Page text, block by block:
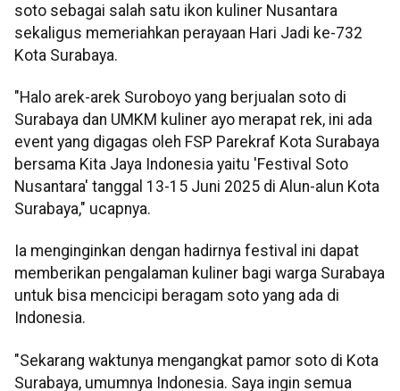
soto sebagai salah satu ikon kuliner Nusantara
sekaligus memeriahkan perayaan Hari Jadi ke-732
Kota Surabaya.
"Halo arek-arek Suroboyo yang berjualan soto di
Surabaya dan UMKM kuliner ayo merapat rek, ini ada
event yang digagas oleh FSP Parekraf Kota Surabaya
bersama Kita Jaya Indonesia yaitu 'Festival Soto
Nusantara' tanggal 13-15 Juni 2025 di Alun-alun Kota
Surabaya," ucapnya.
Ia menginginkan dengan hadirnya festival ini dapat
memberikan pengalaman kuliner bagi warga Surabaya
untuk bisa mencicipi beragam soto yang ada di
Indonesia.
"Sekarang waktunya mengangkat pamor soto di Kota
Surabaya, umumnya Indonesia. Saya ingin semua